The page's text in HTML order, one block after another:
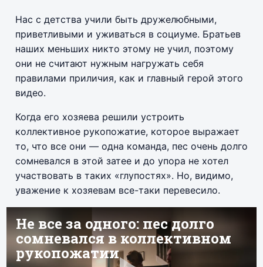
Нас с детства учили быть дружелюбными,
приветливыми и уживаться в социуме. Братьев
наших меньших никто этому не учил, поэтому
они не считают нужным нагружать себя
правилами приличия, как и главный герой этого
видео.
Когда его хозяева решили устроить
коллективное рукопожатие, которое выражает
то, что все они — одна команда, пес очень долго
сомневался в этой затее и до упора не хотел
участвовать в таких «глупостях». Но, видимо,
уважение к хозяевам все-таки перевесило.